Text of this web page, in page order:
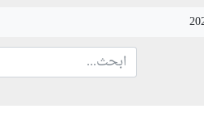
ابحث عن... :